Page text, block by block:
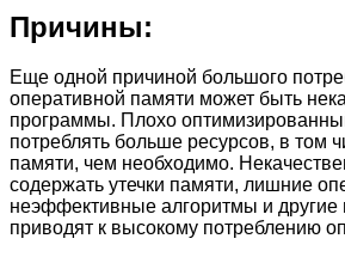
Причины:
Еще одной причиной большого
оперативной памяти может быть
программы. Плохо
потреблять больше ресурсов, в том
памяти, чем необходимо.
содержать утечки памяти, лишние
неэффективные алгоритмы и
приводят к высокому потреблению